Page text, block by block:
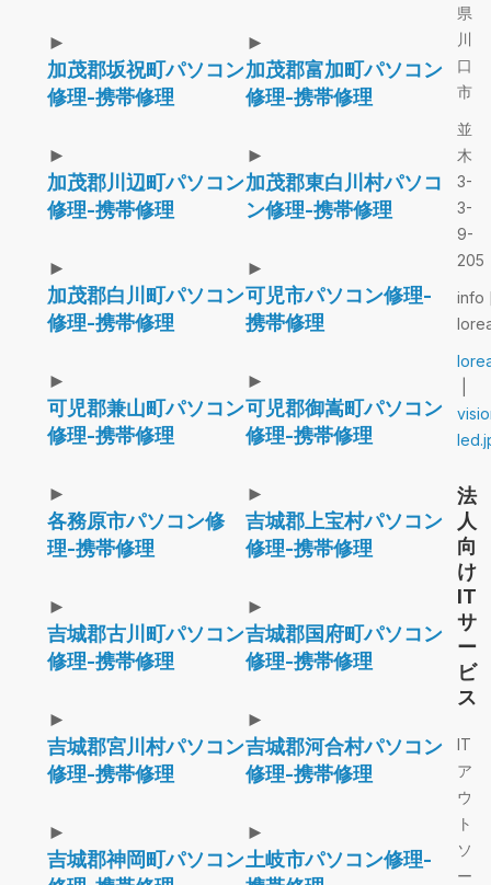
►
加茂郡坂祝町パソコン
修理-携帯修理
►
加茂郡富加町パソコン
修理-携帯修理
►
加茂郡川辺町パソコン
修理-携帯修理
►
加茂郡東白川村パソコ
ン修理-携帯修理
►
加茂郡白川町パソコン
修理-携帯修理
►
可児市パソコン修理-
携帯修理
►
可児郡兼山町パソコン
修理-携帯修理
►
可児郡御嵩町パソコン
修理-携帯修理
►
各務原市パソコン修
理-携帯修理
►
吉城郡上宝村パソコン
修理-携帯修理
►
吉城郡古川町パソコン
修理-携帯修理
►
吉城郡国府町パソコン
修理-携帯修理
►
吉城郡宮川村パソコン
修理-携帯修理
►
吉城郡河合村パソコン
修理-携帯修理
►
吉城郡神岡町パソコン
►
土岐市パソコン修理-
県
川
口
市
並
木
3-
3-
9-
205
info
法
人
向
け
IT
サ
ー
ビ
ス
IT
ア
ウ
ト
ソ
ー